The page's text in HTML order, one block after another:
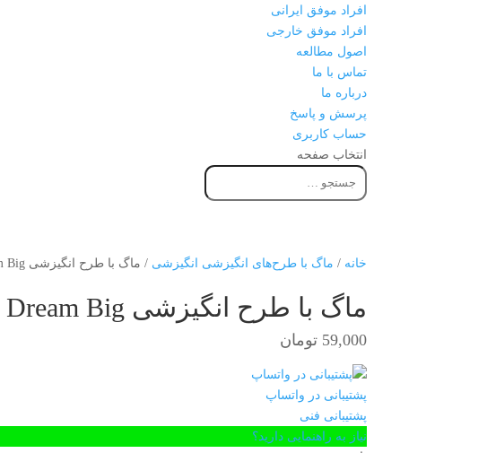
افراد موفق ایرانی
افراد موفق خارجی
اصول مطالعه
تماس با ما
درباره ما
پرسش و پاسخ
حساب کاربری
انتخاب صفحه
خانه / ماگ با طرح‌های انگیزشی انگیزشی / ماگ با طرح انگیزشی Work Hard Dream Big
ماگ با طرح انگیزشی Work Hard Dream Big
59,000 تومان
پشتیبانی در واتساپ
پشتیبانی فنی
نیاز به راهنمایی دارید؟